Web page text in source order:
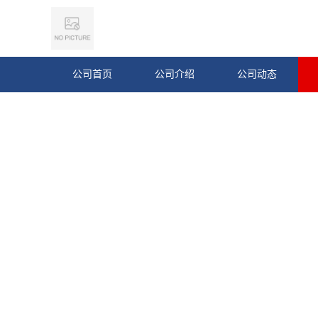
公司首页 公司介绍 公司动态